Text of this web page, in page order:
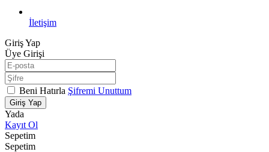
İletişim
Giriş Yap
Üye Girişi
Beni Hatırla Şifremi Unuttum
Giriş Yap
Yada
Kayıt Ol
Sepetim
Sepetim